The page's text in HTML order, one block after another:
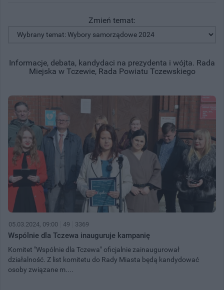
Zmień temat:
Informacje, debata, kandydaci na prezydenta i wójta. Rada
Miejska w Tczewie, Rada Powiatu Tczewskiego
05.03.2024, 09:00 49 3369
Wspólnie dla Tczewa inauguruje kampanię
Komitet "Wspólnie dla Tczewa" oficjalnie zainaugurował
działalność. Z list komitetu do Rady Miasta będą kandydować
osoby związane m....